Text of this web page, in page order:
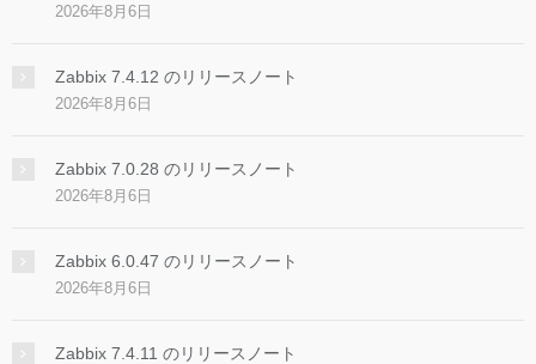
2026年8月6日
Zabbix 7.4.12 のリリースノート
2026年8月6日
Zabbix 7.0.28 のリリースノート
2026年8月6日
Zabbix 6.0.47 のリリースノート
2026年8月6日
Zabbix 7.4.11 のリリースノート